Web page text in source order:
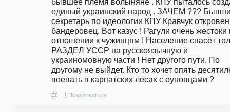
единый украинский народ . ЗАЧЕМ ???
секретарь по идеологии КПУ Кравчук
бандеровец. Вот казус ! Рагули очень жестоки
отношении к чужинцям ! Население спасёт
РАЗДЕЛ УССР на русскоязычную и
украиномовную части ! Нет другого пути. По
другому не выйдет. Кто то хочет опять
воевать в карпатских лесах с оуновцами ?
# ! Пожаловаться